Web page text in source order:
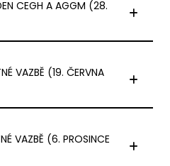
CEGH A AGGM (28.
VAZBĚ (19. ČERVNA
VAZBĚ (6. PROSINCE